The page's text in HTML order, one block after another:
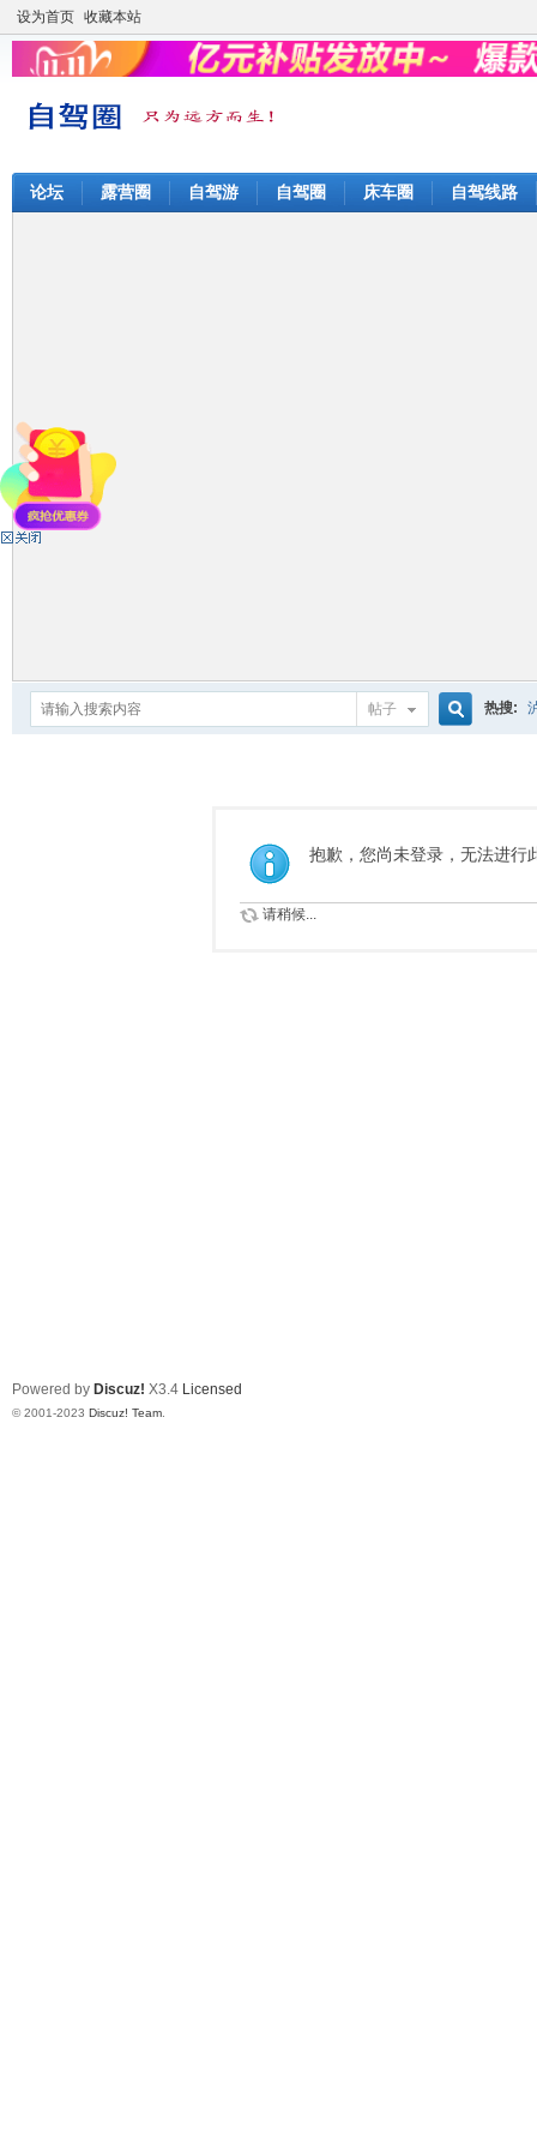
设为首页 收藏本站
论坛 露营圈 自驾游 自驾圈 床车圈 自驾线路
帖子
索
热搜:
抱歉，您尚未登录，无法进行
请稍候...
Powered by Discuz! X3.4 Licensed
© 2001-2023 Discuz! Team